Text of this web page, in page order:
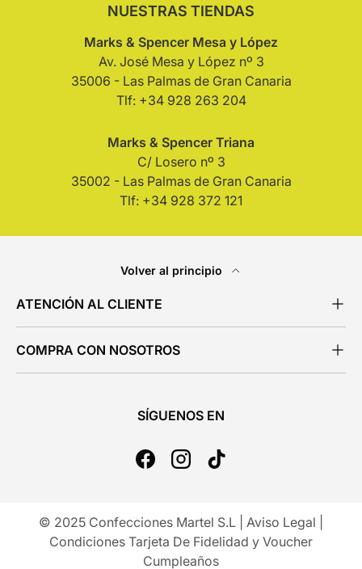
NUESTRAS TIENDAS
Marks & Spencer Mesa y López
Av. José Mesa y López nº 3
35006 - Las Palmas de Gran Canaria
Tlf: +34 928 263 204
Marks & Spencer Triana
C/ Losero nº 3
35002 - Las Palmas de Gran Canaria
Tlf: +34 928 372 121
Volver al principio
ATENCIÓN AL CLIENTE
COMPRA CON NOSOTROS
SÍGUENOS EN
FacebookInstagramTikTok
© 2025 Confecciones Martel S.L | Aviso Legal
Condiciones Tarjeta De Fidelidad y Voucher
Cumpleaños